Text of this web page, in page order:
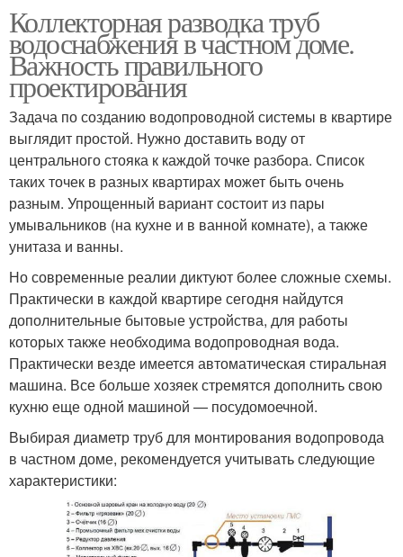
Коллекторная разводка труб
водоснабжения в частном доме.
Важность правильного
проектирования
Задача по созданию водопроводной системы в квартире
выглядит простой. Нужно доставить воду от
центрального стояка к каждой точке разбора. Список
таких точек в разных квартирах может быть очень
разным. Упрощенный вариант состоит из пары
умывальников (на кухне и в ванной комнате), а также
унитаза и ванны.
Но современные реалии диктуют более сложные схемы.
Практически в каждой квартире сегодня найдутся
дополнительные бытовые устройства, для работы
которых также необходима водопроводная вода.
Практически везде имеется автоматическая стиральная
машина. Все больше хозяек стремятся дополнить свою
кухню еще одной машиной — посудомоечной.
Выбирая диаметр труб для монтирования водопровода
в частном доме, рекомендуется учитывать следующие
характеристики: